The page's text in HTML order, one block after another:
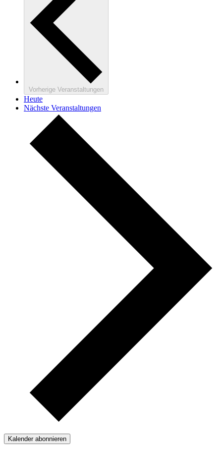
Vorherige Veranstaltungen
Heute
Nächste Veranstaltungen
Kalender abonnieren